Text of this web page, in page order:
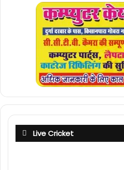
Live Cricket